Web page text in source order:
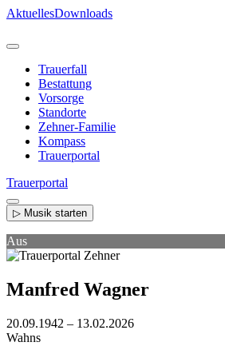
Direkt
Inhalt
AktuellesDownloads
Trauerfall
Bestattung
Vorsorge
Standorte
Zehner-Familie
Kompass
Trauerportal
Trauerportal
▷ Musik starten
Aus
Manfred Wagner
20.09.1942 – 13.02.2026
Wahns